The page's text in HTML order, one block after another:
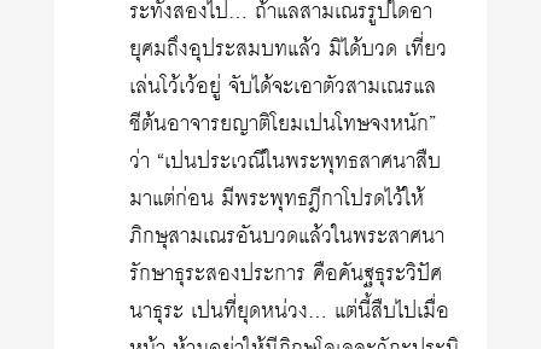
ระทังสองไป… ถ้าแลสามเณรรูปใดอา
ยุศมถึงอุประสมบทแล้ว มิได้บวด เที่ยว
เล่นโว้เว้อยู่ จับได้จะเอาตัวสามเณรแล
ชีต้นอาจารยญาติโยมเปนโทษจงหนัก”
ว่า “เปนประเวณีในพระพุทธสาศนาสืบ
มาแต่ก่อน มีพระพุทธฎีกาโปรดไว้ให้
ภิกษุสามเณรอันบวดแล้วในพระสาศนา
รักษาธุระสองประการ คือคันฐธุระวิปัศ
นาธุระ เปนที่ยุดหน่วง… แต่นี้สืบไปเมื่อ